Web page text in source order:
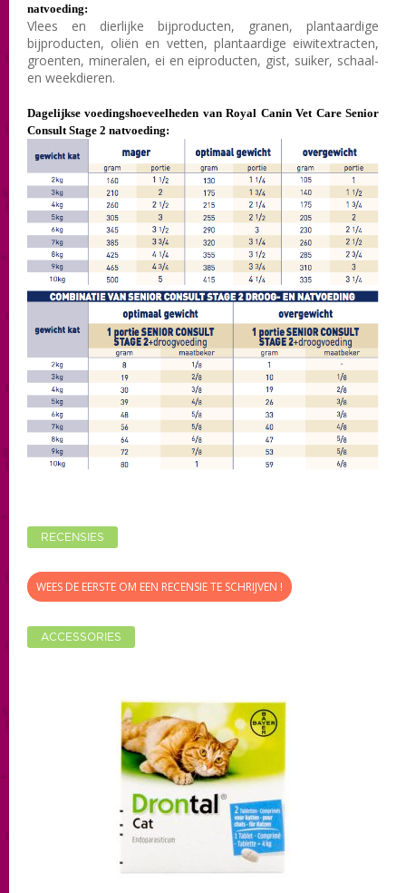
natvoeding:
Vlees en dierlijke bijproducten, granen, plantaardige
bijproducten, oliën en vetten, plantaardige eiwitextracten,
groenten, mineralen, ei en eiproducten, gist, suiker, schaal-
en weekdieren.
Dagelijkse voedingshoeveelheden van Royal Canin Vet Care Senior
Consult Stage 2 natvoeding:
RECENSIES
WEES DE EERSTE OM EEN RECENSIE TE SCHRIJVEN !
ACCESSORIES